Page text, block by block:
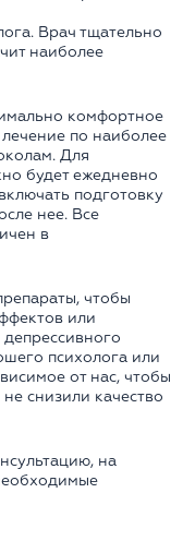
Врач тщательно
наиболее
комфортное
по наиболее
Для
будет ежедневно
подготовку
нее. Все
в
чтобы
или
психолога или
от нас, чтобы
снизили качество
на